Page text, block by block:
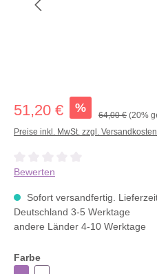
51,20 € %
64,00 € (20%
Preise inkl. MwSt. zzgl. Versandkosten
Durchschnittliche Bewertung von
Bewerten
Sofort versandfertig.
Deutschland 3-5 Werktage
andere Länder 4-10 Werktage
Farbe